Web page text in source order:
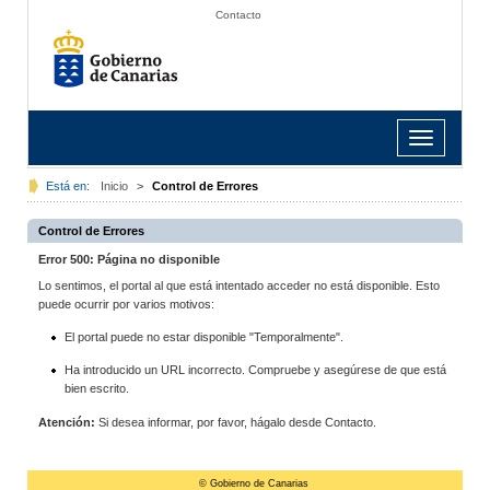
Contacto
Toggle
navigation
Está en: Inicio > Control de Errores
Control de Errores
Error 500: Página no disponible
Lo sentimos, el portal al que está intentado acceder no está disponible. Esto
puede ocurrir por varios motivos:
El portal puede no estar disponible "Temporalmente".
Ha introducido un URL incorrecto. Compruebe y asegúrese de que está
bien escrito.
Atención: Si desea informar, por favor, hágalo desde Contacto.
© Gobierno de Canarias